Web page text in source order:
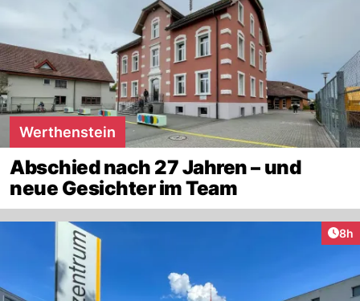
Werthenstein
Abschied nach 27 Jahren – und
neue Gesichter im Team
8h